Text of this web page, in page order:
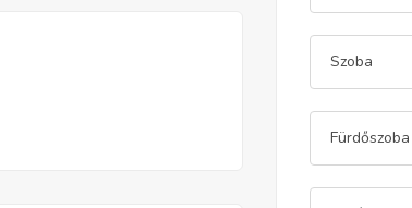
Szoba
Fürdőszoba